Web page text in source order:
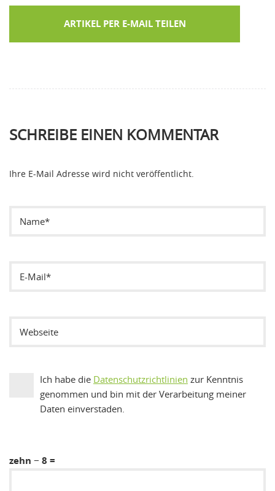
ARTIKEL PER E-MAIL TEILEN
SCHREIBE EINEN KOMMENTAR
Ihre E-Mail Adresse wird nicht veröffentlicht.
Ich habe die Datenschutzrichtlinien zur Kenntnis
genommen und bin mit der Verarbeitung meiner
Daten einverstaden.
zehn − 8 =